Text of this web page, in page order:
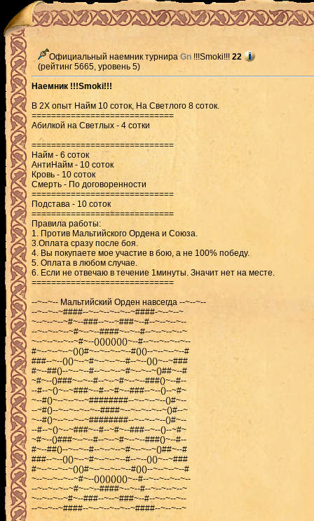
Официальный наемник турнира Gn !!!Smoki!!! 22
(рейтинг 5665, уровень 5)
Наемник !!!Smoki!!!
В 2Х опыт Найм 10 соток, На Светлого 8 соток.
=============================
Абилкой на Светлых - 4 сотки
=============================
Найм - 6 соток
АнтиНайм - 10 соток
Кровь - 10 соток
Смерть - По договоренности
=============================
Подстава - 10 соток
=============================
Правила работы:
1. Против Мальтийского Ордена и Союза.
3.Оплата сразу после боя.
4. Вы покупаете мое участие в бою, а не 100% победу.
5. Оплата в любом случае.
6. Если не отвечаю в течение 1минуты. Значит нет на месте.
=============================
--~--~-- Мальтийский Орден навсегда --~--~--
--~--~--~####--~--~--~--~--~####-~--~--~
~--~--~--~#~--###--~--~###~--#--~--~--~--
--~--~--~--~#~--~--####~--~--#--~--~--~--~
~--~--~--~--~#~--()()()()()()~--#--~--~--~--~--
#~--~--~--~()()#~--~--~--~--#()()--~--~--~--#
###--~--()()~--~#~--~--~--#--~--()()~--~###
#~--##()--~--~--#--~--~--~#~--~--~()##~--#
~#~--()###~--~--#--~--~#~--~--###()~--#--
--#--~()~--~###~--#--~#~--###--~--()--~#~
~--#()~--~--~--~########--~--~--~--()#~--
--~#()--~--~--~--~--####~--~--~--~--~()#--~
~--#()~--~--~--~########--~--~--~--()#~--
--#--~()~--~###~--#--~#~--###--~--()--~#~
~#~--()###~--~--#--~--~#~--~--###()~--#--
#~--##()--~--~--#--~--~--~#~--~--~()##~--#
###--~--()()~--~#~--~--~--#--~--()()~--~###
#~--~--~--~()()#~--~--~--~--#()()--~--~--~--#
~--~--~--~--~#~--()()()()()()~--#--~--~--~--~--
--~--~--~--~#~--~--####~--~--#--~--~--~--~
~--~--~--~#~--###--~--~###~--#--~--~--~--
--~--~--~####--~--~--~--~--~####--~--~--~